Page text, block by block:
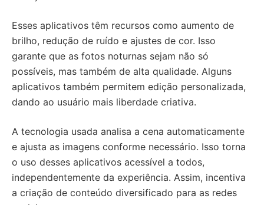
Esses aplicativos têm recursos como aumento de
brilho, redução de ruído e ajustes de cor. Isso
garante que as fotos noturnas sejam não só
possíveis, mas também de alta qualidade. Alguns
aplicativos também permitem edição personalizada,
dando ao usuário mais liberdade criativa.
A tecnologia usada analisa a cena automaticamente
e ajusta as imagens conforme necessário. Isso torna
o uso desses aplicativos acessível a todos,
independentemente da experiência. Assim, incentiva
a criação de conteúdo diversificado para as redes